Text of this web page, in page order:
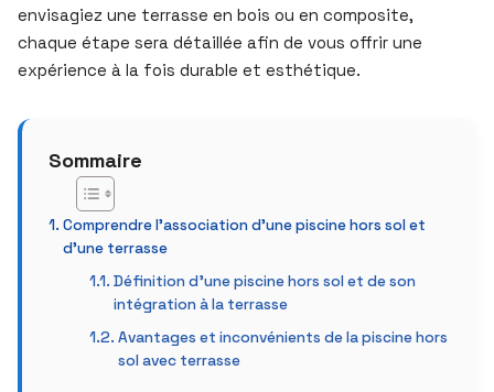
envisagiez une terrasse en bois ou en composite,
chaque étape sera détaillée afin de vous offrir une
expérience à la fois durable et esthétique.
Sommaire
Comprendre l’association d’une piscine hors sol et
d’une terrasse
Définition d’une piscine hors sol et de son
intégration à la terrasse
Avantages et inconvénients de la piscine hors
sol avec terrasse